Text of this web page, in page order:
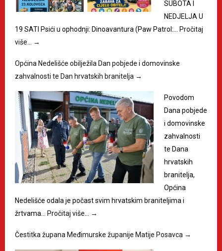
SUBOTA I
NEDJELJA U
19 SATI Psići u ophodnji: Dinoavantura (Paw Patrol:…
Pročitaj
više…
→
Općina Nedelišće obilježila Dan pobjede i domovinske
zahvalnosti te Dan hrvatskih branitelja →
Povodom
Dana pobjede
i domovinske
zahvalnosti
te Dana
hrvatskih
branitelja,
Općina
Nedelišće odala je počast svim hrvatskim braniteljima i
žrtvama…
Pročitaj više… →
Čestitka župana Međimurske županije Matije Posavca →